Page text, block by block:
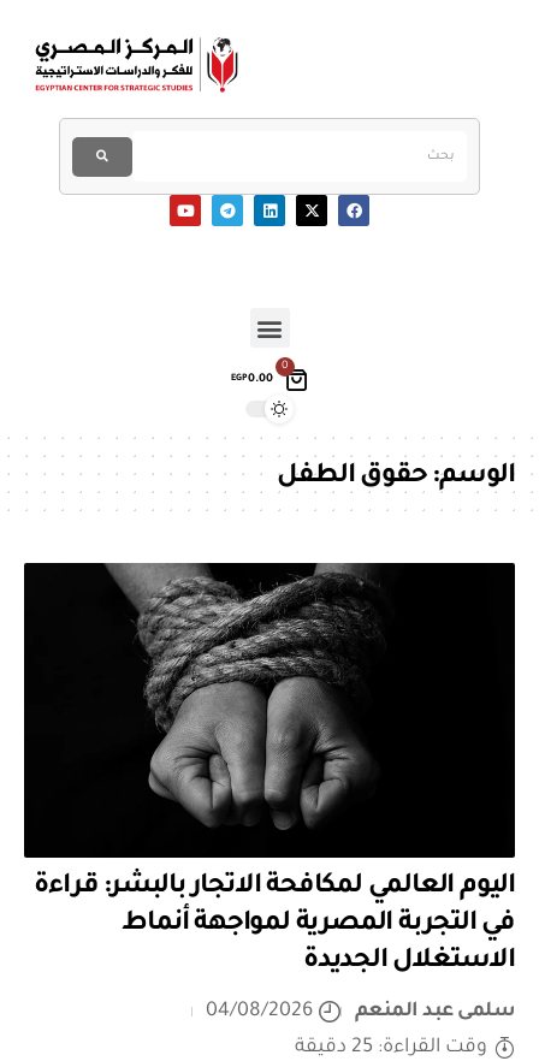
0
EGP0.00
الوسم:حقوق الطفل
اليوم العالمي لمكافحة الاتجار بالبشر: قراءة
في التجربة المصرية لمواجهة أنماط
الاستغلال الجديدة
سلمى عبد المنعم
04/08/2026
وقت القراءة: 25 دقيقة